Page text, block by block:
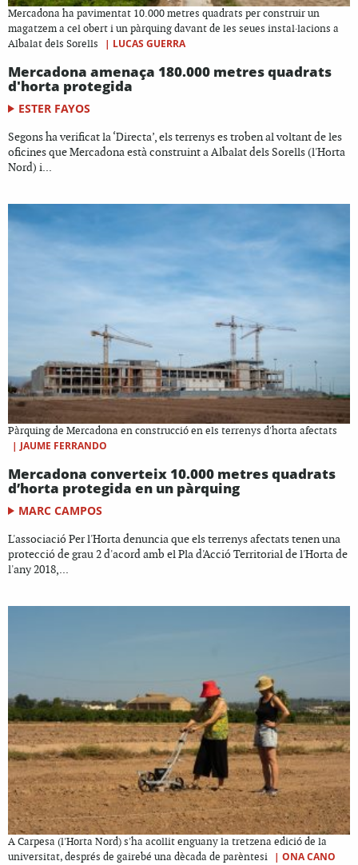
Mercadona ha pavimentat 10.000 metres quadrats per construir un
magatzem a cel obert i un pàrquing davant de les seues instal·lacions a
Albalat dels Sorells
| LUCAS GUERRA
Mercadona amenaça 180.000 metres quadrats
d'horta protegida
ESTER FAYOS
Segons ha verificat la ‘Directa’, els terrenys es troben al voltant de les
oficines que Mercadona està construint a Albalat dels Sorells (l'Horta
Nord) i...
Pàrquing de Mercadona en construcció en els terrenys d'horta afectats
| JAUME FERRANDO
Mercadona converteix 10.000 metres quadrats
d’horta protegida en un pàrquing
MARC CAMPOS
L'associació Per l'Horta denuncia que els terrenys afectats tenen una
protecció de grau 2 d'acord amb el Pla d'Acció Territorial de l'Horta de
l'any 2018,...
A Carpesa (l'Horta Nord) s'ha acollit enguany la tretzena edició de la
universitat, després de gairebé una dècada de parèntesi
| ONA CANO